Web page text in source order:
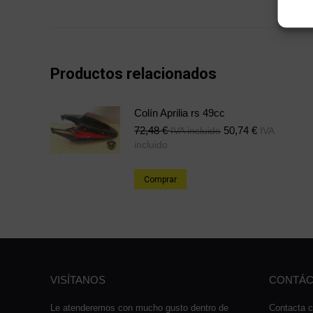
Productos relacionados
Colín Aprilia rs 49cc
72,48€ IVA incluido 50,74 € IVA
incluido
Comprar
VISÍTANOS
Le atenderemos con mucho gusto dentro de Contacta